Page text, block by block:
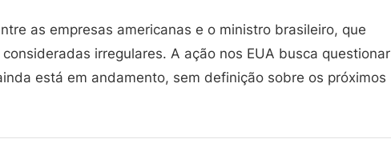
as empresas americanas e o ministro brasileiro, que
irregulares. A ação nos EUA busca questionar
está em andamento, sem definição sobre os próximos